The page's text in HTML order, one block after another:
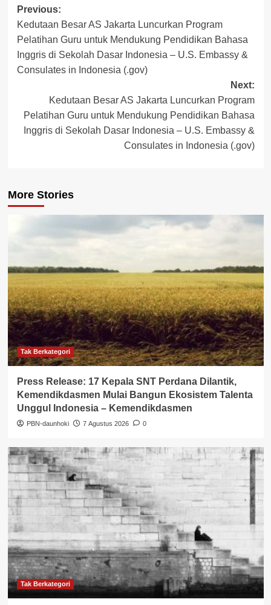
Post
navigation
Previous:
Kedutaan Besar AS Jakarta Luncurkan Program
Pelatihan Guru untuk Mendukung Pendidikan Bahasa
Inggris di Sekolah Dasar Indonesia – U.S. Embassy &
Consulates in Indonesia (.gov)
Next:
Kedutaan Besar AS Jakarta Luncurkan Program
Pelatihan Guru untuk Mendukung Pendidikan Bahasa
Inggris di Sekolah Dasar Indonesia – U.S. Embassy &
Consulates in Indonesia (.gov)
More Stories
Tak Berkategori
Press Release: 17 Kepala SNT Perdana Dilantik,
Kemendikdasmen Mulai Bangun Ekosistem Talenta
Unggul Indonesia – Kemendikdasmen
PBN-daunhoki 7 Agustus 2026 0
Tak Berkategori